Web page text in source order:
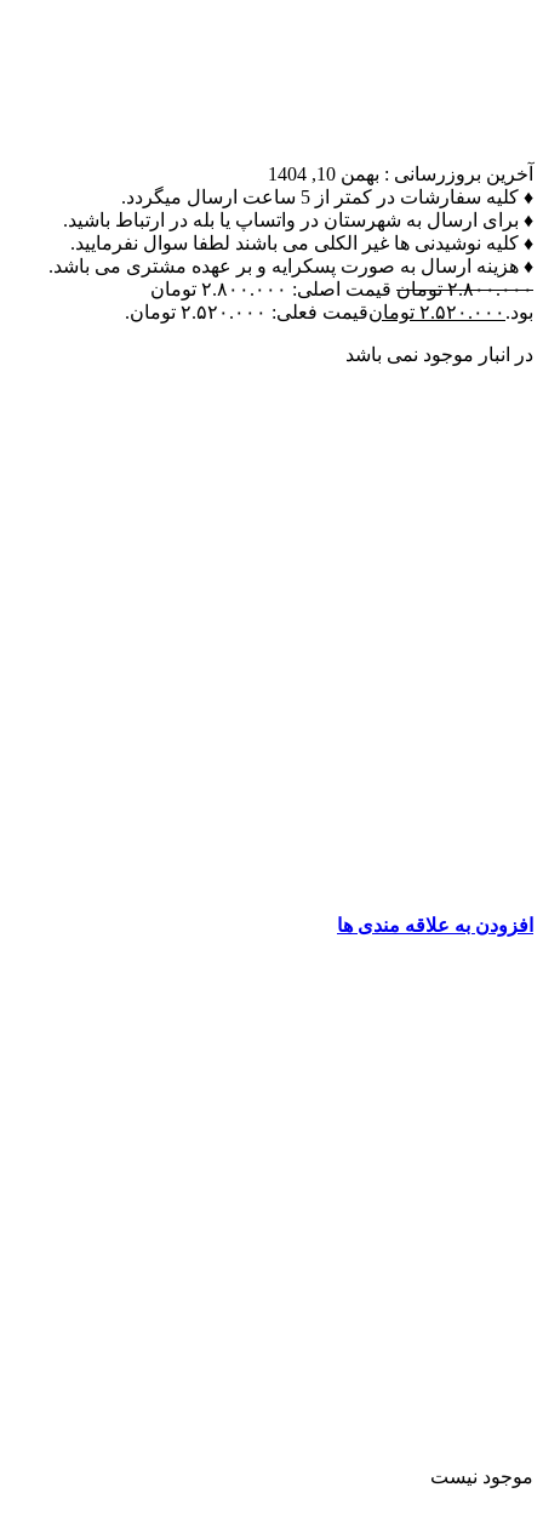
آخرین بروزرسانی : بهمن 10, 1404
♦ کلیه سفارشات در کمتر از 5 ساعت ارسال میگردد.
♦ برای ارسال به شهرستان در واتساپ یا بله در ارتباط باشید.
♦ کلیه نوشیدنی ها غیر الکلی می باشند لطفا سوال نفرمایید.
♦ هزینه ارسال به صورت پسکرایه و بر عهده مشتری می باشد.
۲.۸۰۰.۰۰۰ تومان
قیمت اصلی: ۲.۸۰۰.۰۰۰ تومان
بود. ۲.۵۲۰.۰۰۰ تومانقیمت فعلی: ۲.۵۲۰.۰۰۰ تومان.
در انبار موجود نمی باشد
افزودن به علاقه مندی ها
موجود نیست